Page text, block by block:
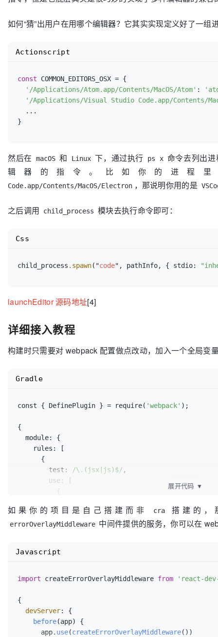
如何“猜”出用户在用哪个编辑器？它其实实现定义好了一组
const COMMON_EDITORS_OSX = {
'/Applications/Atom.app/Contents/MacOS/Atom' :
'/Applications/Visual Studio Code.app/Contents/
...
Actionscript
然后在 macOS 和 Linux 下，通过执行 ps x 命令去列出
辑器的指令。比如你的进程
Code.app/Contents/MacOS/Electron ，那说明你用的是
之后调用 child_process 模块去执行命令即可：
child_process .spawn("code", pathInfo, { stdio:
Css
launchEditor 源码地址[4]
详细接入教程
构建时只需要对 webpack 配置做点改动，加入一个全局变
const { DefinePlugin } = require( 'webpack' );
{
module: {
rules: [
{
test:
/\.(jsx|js)$/ ,
use: [
options
: {
presets: ['es2015', 'react'],
// 注意这个 loader babel 编译之前执行
loader: 'react-dev-inspector/plugins/
},
],
}
Gradle
展开代码 ▼
如果你的项目是自己搭建而非 cra 搭建的，
errorOverlayMiddleware 中间件提供的服务，你可以在
import createErrorOverlayMiddleware from 'react-
{
devServer: {
before(app) {
app. use(createErrorOverlayMiddleware())
Javascript